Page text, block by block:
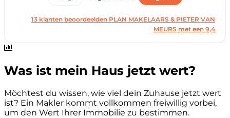
Was ist mein Haus jetzt wert?
Möchtest du wissen, wie viel dein Zuhause jetzt wert
ist? Ein Makler kommt vollkommen freiwillig vorbei,
um den Wert Ihrer Immobilie zu bestimmen.